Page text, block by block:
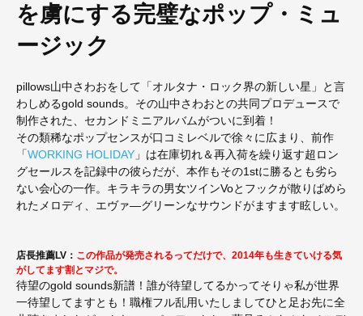
を虜にする完璧なポップ・ミュ
ージック
pillows山中さわおをして「オルタナ・ロック界の新しい星」と言
わしめるgold sounds。その山中さわおとの共同プロデュースで
制作された、セカンドミニアルバムがついに到着！
その類稀なポップセンスが口コミレベルで徐々に広まり、前作
「WORKING HOLIDAY 」は在庫切れ＆再入荷を繰り返す超ロン
グセールスを記録中の彼らだが、本作もその1stに勝るとも劣ら
ない会心の一作。キラキラの男女ツインVoとフックが散りばめら
れたメロディ、エヴァ―グリーンなサウンドがますます眩しい。
店長推薦LV： この作品が発売されるってだけで、2014年も生きていける気
がしてます割とマジで。
待望のgold sounds新譜！誰が待望してるかってそりゃ私が世界
一待望してますとも！職権フル乱用いたしましてひと足お先に全